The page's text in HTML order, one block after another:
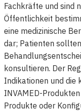
Fachkräfte und sind
Öffentlichkeit
eine medizinische
dar; Patienten
konsultieren. Der
Indikationen und die
INVAMED-
Produkte oder